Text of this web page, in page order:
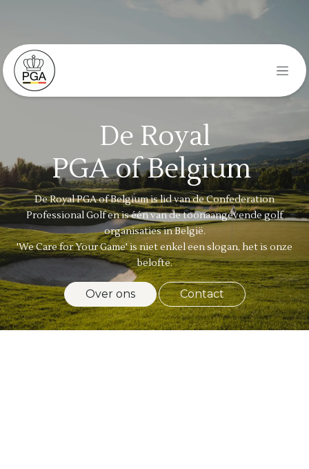
De Royal
PGA ofBelgium
De Royal PGA of Belgium is lid van de Confederation
Professional Golf en is één van de toonaangevende golf
organisaties in België.
'We Care for Your Game' is niet enkel een slogan, het is onze
belofte.​
Over ons Cont​​​​act